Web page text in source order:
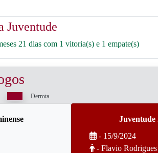
Juventude
21 dias com 1 vitoria(s) e 1 empate(s)
Derrota
Juventude
- 15/9/2024
- Flavio Rodrigues